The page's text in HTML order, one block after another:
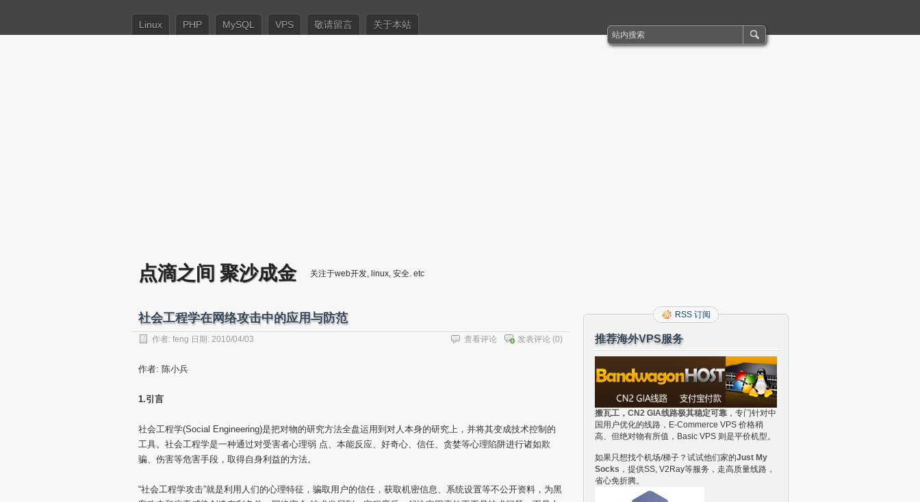
Linux PHP MySQL VPS 敬请留言 关于本站
点滴之间 聚沙成金 关注于web开发, linux, 安全. etc
社会工程学在网络攻击中的应用与防范
作者: feng 日期: 2010/04/03 发表评论 (0)
查看评论
作者: 陈小兵
1.引言
社会工程学(Social Engineering)是把对物的研究方法全盘运用到对人本身的研究上，并将其变成技术控制的
工具。社会工程学是一种通过对受害者心理弱 点、本能反应、好奇心、信任、贪婪等心理陷阱进行诸如欺
骗、伤害等危害手段，取得自身利益的方法。
“社会工程学攻击”就是利用人们的心理特征，骗取用户的信任，获取机密信息、系统设置等不公开资料，为黑
RSS 订阅
推荐海外VPS服务
搬瓦工，CN2 GIA线路极其稳定可靠 ，专门针对中
国用户优化的线路，E-Commerce VPS 价格稍
高、但绝对物有所值，Basic VPS 则是平价机型。
如果只想找个机场/梯子？试试他们家的Just My
Socks ，提供SS, V2Ray等服务，走高质量线路，
省心免折腾。